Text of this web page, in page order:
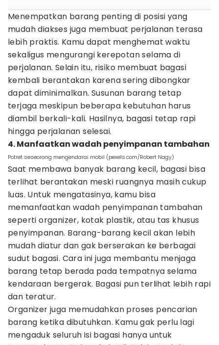
Menempatkan barang penting di posisi yang
mudah diakses juga membuat perjalanan terasa
lebih praktis. Kamu dapat menghemat waktu
sekaligus mengurangi kerepotan selama di
perjalanan. Selain itu, risiko membuat bagasi
kembali berantakan karena sering dibongkar
dapat diminimalkan. Susunan barang tetap
terjaga meskipun beberapa kebutuhan harus
diambil berkali-kali. Hasilnya, bagasi tetap rapi
hingga perjalanan selesai.
4. Manfaatkan wadah penyimpanan tambahan
Potret seseorang mengendarai mobil (pexels.com/Robert Nagy)
Saat membawa banyak barang kecil, bagasi bisa
terlihat berantakan meski ruangnya masih cukup
luas. Untuk mengatasinya, kamu bisa
memanfaatkan wadah penyimpanan tambahan
seperti organizer, kotak plastik, atau tas khusus
penyimpanan. Barang-barang kecil akan lebih
mudah diatur dan gak berserakan ke berbagai
sudut bagasi. Cara ini juga membantu menjaga
barang tetap berada pada tempatnya selama
kendaraan bergerak. Bagasi pun terlihat lebih rapi
dan teratur.
Organizer juga memudahkan proses pencarian
barang ketika dibutuhkan. Kamu gak perlu lagi
mengaduk seluruh isi bagasi hanya untuk